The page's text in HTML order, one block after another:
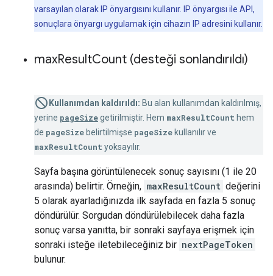
varsayılan olarak IP önyargısını kullanır. IP önyargısı ile API,
sonuçlara önyargı uygulamak için cihazın IP adresini kullanır.
maxResultCount (desteği sonlandırıldı)
Kullanımdan kaldırıldı: Bu alan kullanımdan kaldırılmış,
yerine pageSizegetirilmiştir. Hem maxResultCount hem
de pageSize belirtilmişse pageSize kullanılır ve
maxResultCount yoksayılır.
Sayfa başına görüntülenecek sonuç sayısını (1 ile 20
arasında) belirtir. Örneğin, maxResultCount değerini
5 olarak ayarladığınızda ilk sayfada en fazla 5 sonuç
döndürülür. Sorgudan döndürülebilecek daha fazla
sonuç varsa yanıtta, bir sonraki sayfaya erişmek için
sonraki isteğe iletebileceğiniz bir nextPageToken
bulunur.